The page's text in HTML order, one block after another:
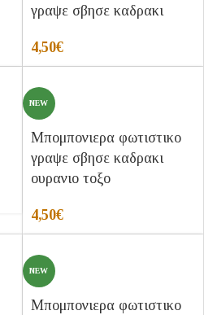
γραψε σβησε καδρακι
4,50€
NEW
Μπομπονιερα φωτιστικο
γραψε σβησε καδρακι
ουρανιο τοξο
4,50€
NEW
Μπομπονιερα φωτιστικο